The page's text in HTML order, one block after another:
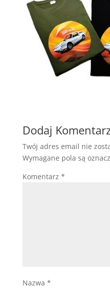
Dodaj
Twój adres email nie
Wymagane pola są
Komentarz *
Nazwa *